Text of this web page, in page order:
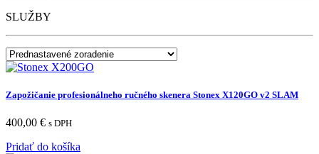
SLUŽBY
Zapožičanie profesionálneho ručného skenera Stonex X120GO v2 SLAM
400,00 € s DPH
Pridať do košíka